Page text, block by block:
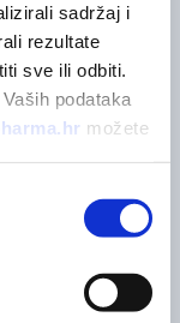
sadržaj i
rezultate
sve ili odbiti.
podataka
možete